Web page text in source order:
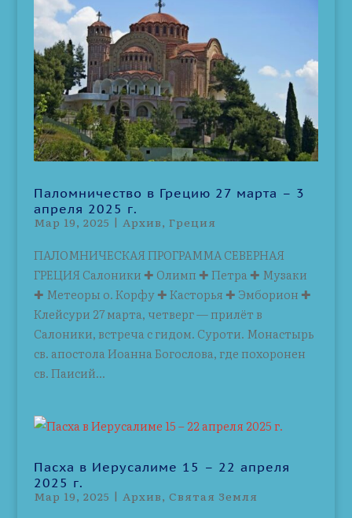
Паломничество в Грецию 27 марта – 3
апреля 2025 г.
Мар 19, 2025 | Архив, Греция
ПАЛОМНИЧЕСКАЯ ПРОГРАММА СЕВЕРНАЯ
ГРЕЦИЯ Салоники ✚ Олимп ✚ Петра ✚ Музаки
✚ Метеоры о. Корфу ✚ Касторья ✚ Эмборион ✚
Клейсури 27 марта, четверг — прилёт в
Салоники, встреча с гидом. Суроти. Монастырь
св. апостола Иоанна Богослова, где похоронен
св. Паисий...
Пасха в Иерусалиме 15 – 22 апреля
2025 г.
Мар 19, 2025 | Архив, Святая Земля